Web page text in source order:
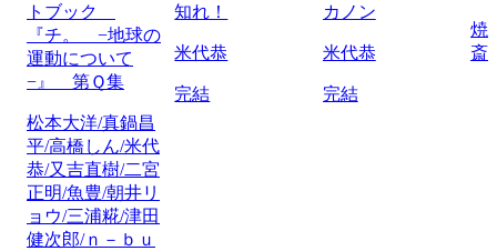
トブック
『チ。 −地球の
運動について
−』 第Ｑ集
松本大洋/真鍋昌
平/高橋しん/米代
恭/又吉直樹/二宮
正明/魚豊/朝井リ
ョウ/三浦糀/津田
健次郎/ｎ－ｂｕ
知れ！
米代恭
完結
カノン
米代恭
完結
焼
斎